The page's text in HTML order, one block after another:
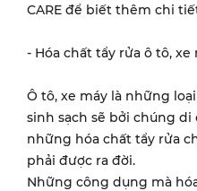
CARE để biết thêm chi
- Hóa chất tẩy rửa ô tô, xe
Ô tô, xe máy là những
sinh sạch sẽ bởi chúng
những hóa chất tẩy rửa
phải được ra đời.
Những công dụng mà